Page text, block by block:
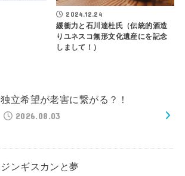
2024.12.24
緩衝力と石川達杜氏（伝統的酒造
りユネスコ無形文化遺産にを記念
しまして！）
独立希望が老害に繋がる？！
2026.08.03
ジンギスカンと夢